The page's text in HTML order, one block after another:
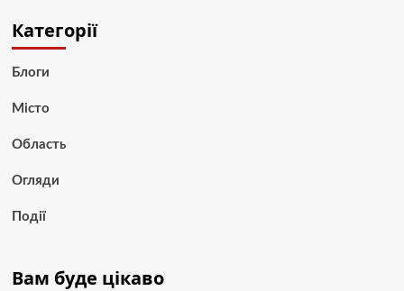
Категорії
Блоги
Місто
Область
Огляди
Події
Вам буде цікаво